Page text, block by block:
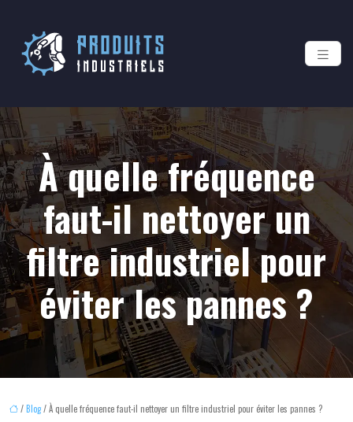
À quelle fréquence
faut-il nettoyer un
filtre industriel pour
éviter les pannes ?
/Blog/ À quelle fréquence faut-il nettoyer un filtre industriel pour éviter les pannes ?